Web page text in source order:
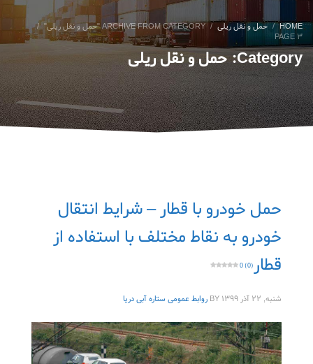
HOME حمل‌ و نقل ریلی
ARCHIVE FROM CATEGORY "حمل‌ و نقل ریلی"
PAGE 3
Category: حمل‌ و نقل ریلی
حمل خودرو با قطار – شرایط انتقال
خودرو به نقاط مختلف با استفاده از
قطار0 (0)
شنبه, ۲۲ آذر ۱۳۹۹ BY روابط عمومی ستاره آبی دریا